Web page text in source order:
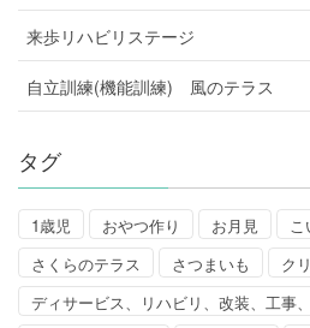
来歩リハビリステージ
自立訓練(機能訓練) 風のテラス
タグ
1歳児 おやつ作り お月見
こ
さくらのテラス
さつまいも
ク
ディサービス、リハビリ、改装、工事